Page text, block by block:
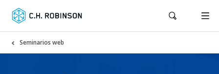
Seminarios web